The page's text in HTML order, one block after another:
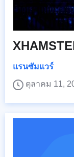
แรนซัมแวร์
ตุลาคม 11,